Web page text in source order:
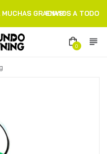
GRACIAS!
ENVIOS A TODO
0